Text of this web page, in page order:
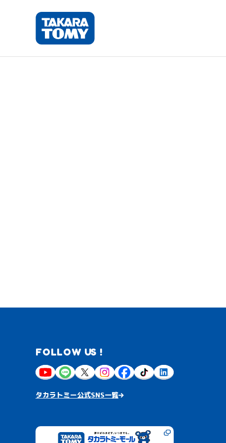
FOLLOW US !
タカラトミー公式SNS一覧